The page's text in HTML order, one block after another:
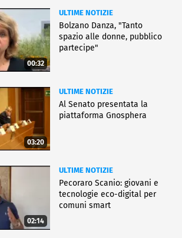
00:32
ULTIME NOTIZIE
Bolzano Danza, "Tanto
spazio alle donne, pubblico
partecipe"
03:20
ULTIME NOTIZIE
Al Senato presentata la
piattaforma Gnosphera
02:14
ULTIME NOTIZIE
Pecoraro Scanio: giovani e
tecnologie eco-digital per
comuni smart